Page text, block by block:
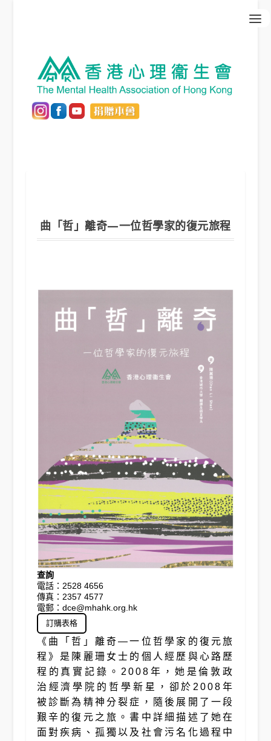
曲「哲」離奇—一位哲學家的復元旅程
查詢
電話：2528 4656
傳真：2357 4577
電郵：dce@mhahk.org.hk
訂購表格
《曲「哲」離奇—一位哲學家的復元旅
程》是陳麗珊女士的個人經歷與心路歷
程的真實記錄。2008年，她是倫敦政
治經濟學院的哲學新星，卻於2008年
被診斷為精神分裂症，隨後展開了一段
艱辛的復元之旅。書中詳細描述了她在
面對疾病、孤獨以及社會污名化過程中